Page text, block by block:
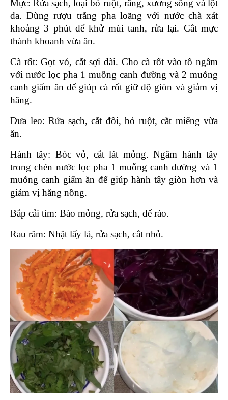
Mực: Rửa sạch, loại bỏ ruột, răng, xương sống và lột
da. Dùng rượu trắng pha loãng với nước chà xát
khoảng 3 phút để khử mùi tanh, rửa lại. Cắt mực
thành khoanh vừa ăn.
Cà rốt: Gọt vỏ, cắt sợi dài. Cho cà rốt vào tô ngâm
với nước lọc pha 1 muỗng canh đường và 2 muỗng
canh giấm ăn để giúp cà rốt giữ độ giòn và giảm vị
hăng.
Dưa leo: Rửa sạch, cắt đôi, bỏ ruột, cắt miếng vừa
ăn.
Hành tây: Bóc vỏ, cắt lát mỏng. Ngâm hành tây
trong chén nước lọc pha 1 muỗng canh đường và 1
muỗng canh giấm ăn để giúp hành tây giòn hơn và
giảm vị hăng nồng.
Bắp cải tím: Bào mỏng, rửa sạch, để ráo.
Rau răm: Nhặt lấy lá, rửa sạch, cắt nhỏ.